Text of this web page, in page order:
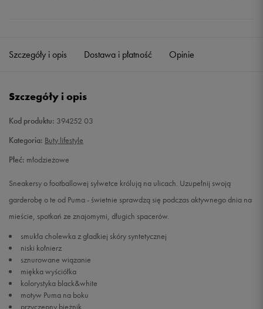
Szczegóły i opis Dostawa i płatność Opinie
Szczegóły i opis
Kod produktu: 394252 03
Kategoria: Buty lifestyle
Płeć: młodzieżowe
Sneakersy o footballowej sylwetce królują na ulicach. Uzupełnij swoją
garderobę o te od Puma - świetnie sprawdzą się podczas aktywnego dnia na
mieście, spotkań ze znajomymi, długich spacerów.
smukła cholewka z gładkiej skóry syntetycznej
niski kołnierz
sznurowane wiązanie
miękka wyściółka
kolorystyka black&white
motyw Puma na boku
przyczepny bieżnik